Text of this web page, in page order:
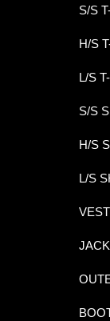
S/S
H/S
L/S
S/S
H/S
L/S
VEST